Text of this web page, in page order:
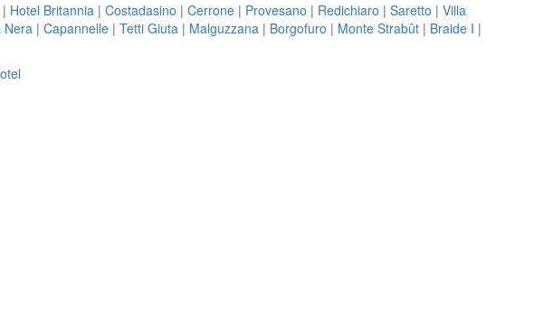
| Hotel Britannia | Costadasino | Cerrone | Provesano | Redichiaro | Saretto | Villa
Nera | Capannelle | Tetti Giuta | Malguzzana | Borgofuro | Monte Strabût | Braide I |